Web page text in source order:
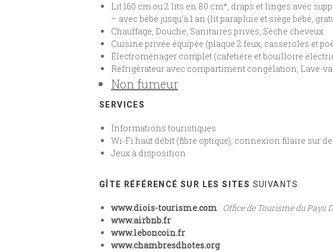
Lit 160 cm ou 2 lits en 80 cm*, draps et linges avec
– avec bébé jusqu’à 1 an (lit parapluie et siège bébé,
Chauffage, Douche, Sanitaires privés, Sèche cheveux
Cuisine privée équipée (plaque 2 feux, casseroles et
Électroménager complet (cafetière et bouilloire
Réfrigérateur avec compartiment congélation, Lave-
Non fumeur
SERVICES
Informations touristiques
Wi-Fi haut débit (fibre optique), connexion filaire sur
Jeux à disposition
GÎTE RÉFÉRENCÉ SUR LES SITES SUIVANTS
www.diois-tourisme.com : Office de Tourisme du Pays
www.airbnb.fr
www.leboncoin.fr
www.chambresdhotes.org